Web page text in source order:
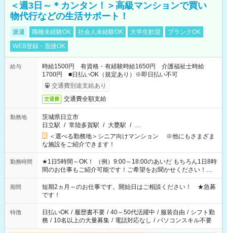
＜週3日～＊カンタン！＞高級マンションで買い
物代行などの生活サポート！
派遣 職種未経験OK 社会人未経験OK 大学生歓迎
ブランクOK
WEB登録・面接OK
給与
時給1500円 有資格・有経験時給1650円 介護福祉士時給
1700円 ■日払いOK（規定あり）※即日払い不可
交通費別途支給あり
交通費 交通費全額支給
勤務地
茨城県日立市
日立駅 / 常陸多賀駅 / 大甕駅 / …
＜選べる勤務地＞シニア向けマンション ※他にもさまざま
な施設をご紹介できます！
勤務時間
★1日5時間～OK！ （例）9:00～18:00のあいだ もちろん1日8時
間のお仕事もご紹介可能です！ご希望をお聞かせください！★
家庭の都合でお休みが必要な場合も遠慮なくご相談ください。
※週最低15時間以上の勤務が必要です
期間
短期2ヵ月～のお仕事です。開始日はご相談ください！ ★急募
です！
特徴 日払いOK / 履歴書不要 / 40～50代活躍中 / 服装自由 / シフト勤
務 / 10名以上の大量募集 / 電話対応なし / パソコンスキル不要